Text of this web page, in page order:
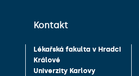
Kontakt
Lékařská fakulta v Hradci
Králové
Univerzity Karlovy